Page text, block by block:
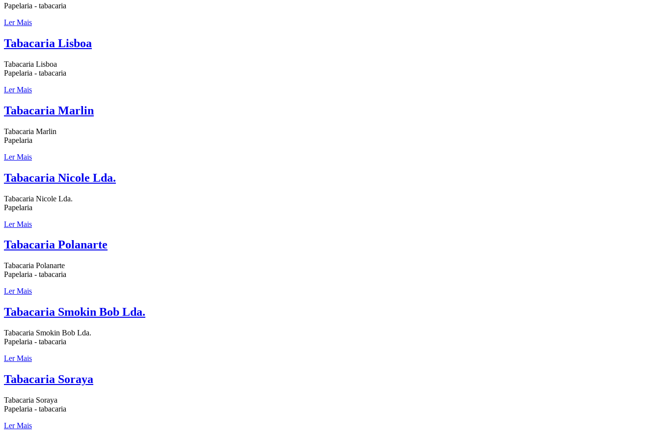
Papelaria - tabacaria
Ler Mais
Tabacaria Lisboa
Tabacaria Lisboa
Papelaria - tabacaria
Ler Mais
Tabacaria Marlin
Tabacaria Marlin
Papelaria
Ler Mais
Tabacaria Nicole Lda.
Tabacaria Nicole Lda.
Papelaria
Ler Mais
Tabacaria Polanarte
Tabacaria Polanarte
Papelaria - tabacaria
Ler Mais
Tabacaria Smokin Bob Lda.
Tabacaria Smokin Bob Lda.
Papelaria - tabacaria
Ler Mais
Tabacaria Soraya
Tabacaria Soraya
Papelaria - tabacaria
Ler Mais